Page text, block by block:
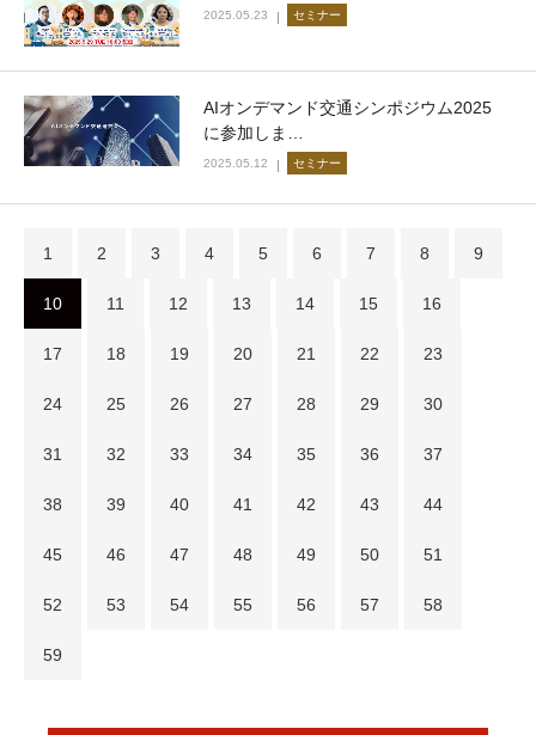
2025.05.23 セミナー
AIオンデマンド交通シンポジウム2025
に参加しま…
2025.05.12 セミナー
1 2 3 4 5 6 7 8 9
10 11 12 13 14 15 16
17 18 19 20 21 22 23
24 25 26 27 28 29 30
31 32 33 34 35 36 37
38 39 40 41 42 43 44
45 46 47 48 49 50 51
52 53 54 55 56 57 58
59